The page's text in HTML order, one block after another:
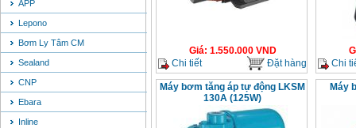
APP
Lepono
Bơm Ly Tâm CM
Sealand
CNP
Ebara
Inline
Giá: 1.550.000VND
Chi tiết
Đặt hàng
Chi
Máy bơm tăng áp tự động LKSM
130A (125W)
Máy